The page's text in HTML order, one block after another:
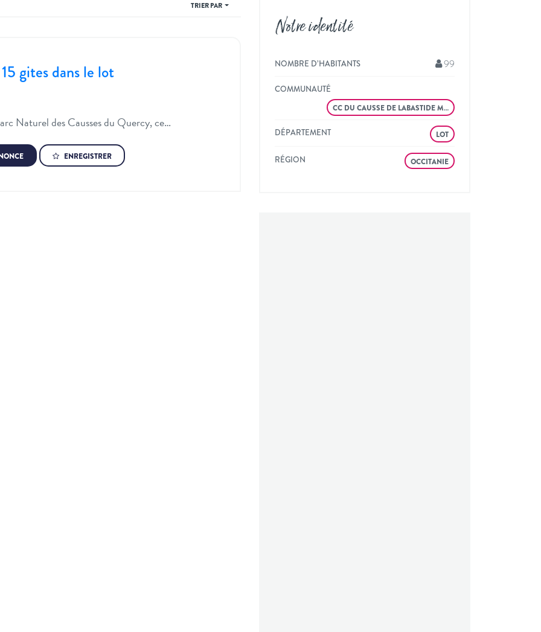
TRIER PAR
gites dans le lot
Naturel des Causses du Quercy, ce…
ENREGISTRER
Notre identité
NOMBRE D’HABITANTS 99
COMMUNAUTÉ
CC DU CAUSSE DE LABASTIDE M…
DÉPARTEMENT LOT
RÉGION OCCITANIE